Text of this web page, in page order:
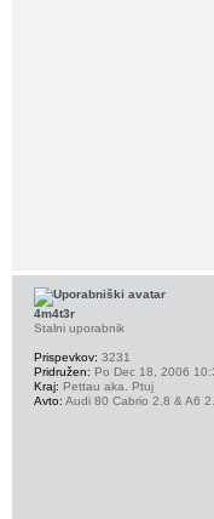
4m4t3r
Stalni uporabnik
Prispevkov: 3231
Pridružen: Po Dec 18, 2006
Kraj: Pettau aka. Ptuj
Avto: Audi 80 Cabrio 2.8 & A6